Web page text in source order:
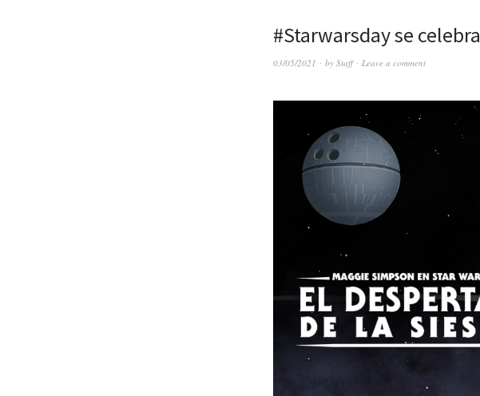
#Starwarsday se
03/05/2021 by Staff Leave a comment